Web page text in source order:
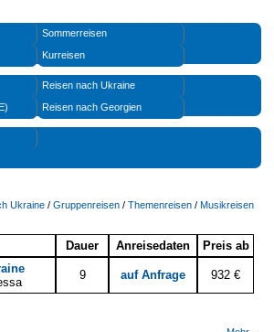
Sommerreisen
Kurreisen
Reisen nach Ukraine
Reisen nach Georgien
Ukraine / Gruppenreisen / Themenreisen / Musikreisen
Dauer Anreisedaten
Preis ab
9 auf Anfrage 932 €